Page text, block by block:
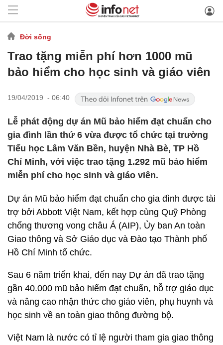
Đời sống
Trao tặng miễn phí hơn 1000 mũ
bảo hiểm cho học sinh và giáo viên
19/04/2019 - 06:40
Lễ phát động dự án Mũ bảo hiểm đạt chuẩn cho
gia đình lần thứ 6 vừa được tổ chức tại trường
Tiểu học Lâm Văn Bền, huyện Nhà Bè, TP Hồ
Chí Minh, với việc trao tặng 1.292 mũ bảo hiểm
miễn phí cho học sinh và giáo viên.
Dự án Mũ bảo hiểm đạt chuẩn cho gia đình được tài
trợ bởi Abbott Việt Nam, kết hợp cùng Quỹ Phòng
chống thương vong châu Á (AIP), Ủy ban An toàn
Giao thông và Sở Giáo dục và Đào tạo Thành phố
Hồ Chí Minh tổ chức.
Sau 6 năm triển khai, đến nay Dự án đã trao tặng
gần 40.000 mũ bảo hiểm đạt chuẩn, hỗ trợ giáo dục
và nâng cao nhận thức cho giáo viên, phụ huynh và
học sinh về an toàn giao thông đường bộ.
Việt Nam là nước có tỉ lệ người tham gia giao thông